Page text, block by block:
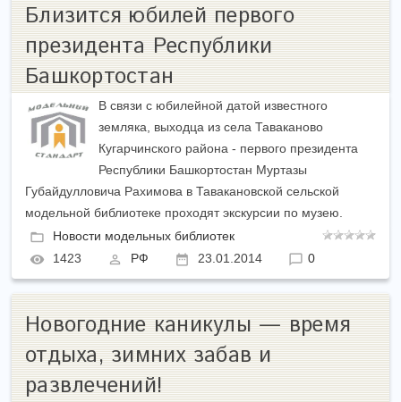
Близится юбилей первого
президента Республики
Башкортостан
В связи с юбилейной датой известного
земляка, выходца из села Таваканово
Кугарчинского района - первого президента
Республики Башкортостан Муртазы
Губайдулловича Рахимова в Тавакановской сельской
модельной библиотеке проходят экскурсии по музею.
Новости модельных библиотек
1423
РФ 23.01.2014 0
Новогодние каникулы — время
отдыха, зимних забав и
развлечений!